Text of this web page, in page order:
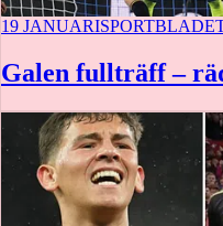
19 JANUARI
Galen fullträff –